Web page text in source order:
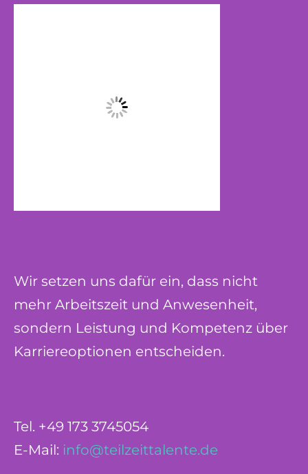
Wir setzen uns dafür ein, dass nicht
mehr Arbeitszeit und Anwesenheit,
sondern Leistung und Kompetenz über
Karriereoptionen entscheiden.
Tel. +49 173 3745054
E-Mail: info@teilzeittalente.de